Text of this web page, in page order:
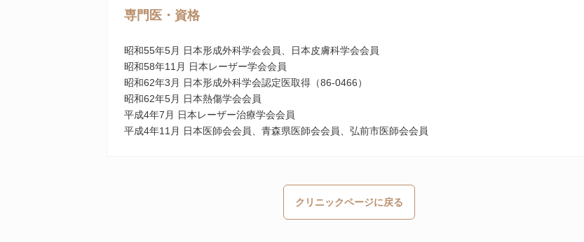
専門医・資格
昭和55年5⽉ ⽇本形成外科学会会員、⽇本⽪膚科学会会員
昭和58年11⽉ ⽇本レーザー学会会員
昭和62年3⽉ ⽇本形成外科学会認定医取得（86-0466）
昭和62年5⽉ ⽇本熱傷学会会員
平成4年7⽉ ⽇本レーザー治療学会会員
平成4年11⽉ ⽇本医師会会員、⻘森県医師会会員、弘前市医師会会員
クリニックページに戻る